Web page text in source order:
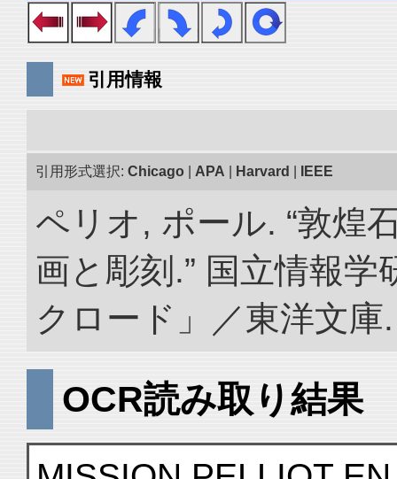
引用情報
引用形式選択: Chicago APA Harvard IEEE
ペリオ, ポール. “敦煌
画と彫刻.” 国立情報
クロード」／東洋文
OCR読み取り結果